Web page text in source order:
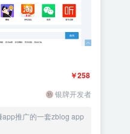
￥258
银牌开发者
推广的一套zblog app